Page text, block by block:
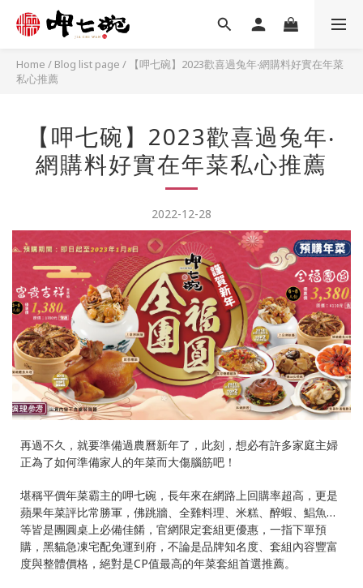
Home / Blog list page /
【呷七碗】2023歡喜過兔年‧網購料好實在年菜
私心推薦
【呷七碗】2023歡喜過兔年‧
網購料好實在年菜私心推薦
2022-12-28
再過不久，就要準備過農曆新年了，此刻，想必有許多家庭主婦
正為了如何準備家人的年菜而大傷腦筋吧！
堪稱平價年菜霸主的呷七碗，長年來在網路上回購率超高，更是
蘋果年菜評比常勝軍，佛跳牆、全雞料理、米糕、醉蝦、鯧魚…
等皆是團圓桌上必備佳餚，官網限定套組更優惠，一指下單預
購，黑貓急凍宅配免運到府，不論是品牌知名度、套組內容豐富
度與整體價格，絕對是CP值最高的年菜套組首選推薦。